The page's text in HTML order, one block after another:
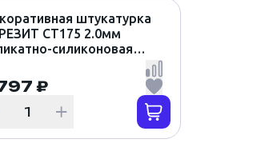
штукатурка
CT175 2.0мм
силиконовая
₽